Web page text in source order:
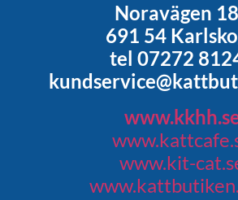
Noravägen
691 54
tel 07272
www.kit-